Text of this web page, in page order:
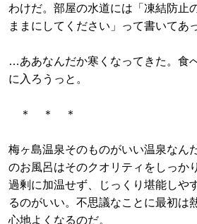
わけだ。部屋の水道には「凍結防止
ままにしてください」って書いてあ
…ああなんだか寒くなってきた。食
に入ろうっと。
＊ ＊ ＊
梅ヶ島温泉そのものがいい温泉なん
のお風呂はそのクオリティをしっか
過剰に加温せず、じっくり堪能しや
るのがいい。不思議なことに最初は
心地よくなるのだ。